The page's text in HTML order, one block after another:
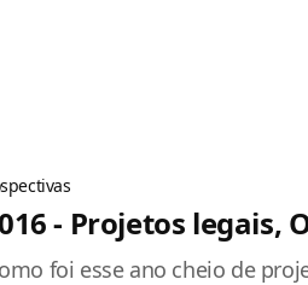
- Projetos legais,
foi esse ano cheio de